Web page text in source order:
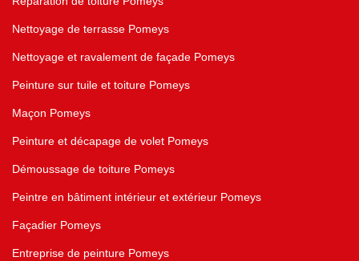
Nettoyage de terrasse Pomeys
Nettoyage et ravalement de façade Pomeys
Peinture sur tuile et toiture Pomeys
Maçon Pomeys
Peinture et décapage de volet Pomeys
Démoussage de toiture Pomeys
Peintre en bâtiment intérieur et extérieur Pomeys
Façadier Pomeys
Entreprise de peinture Pomeys